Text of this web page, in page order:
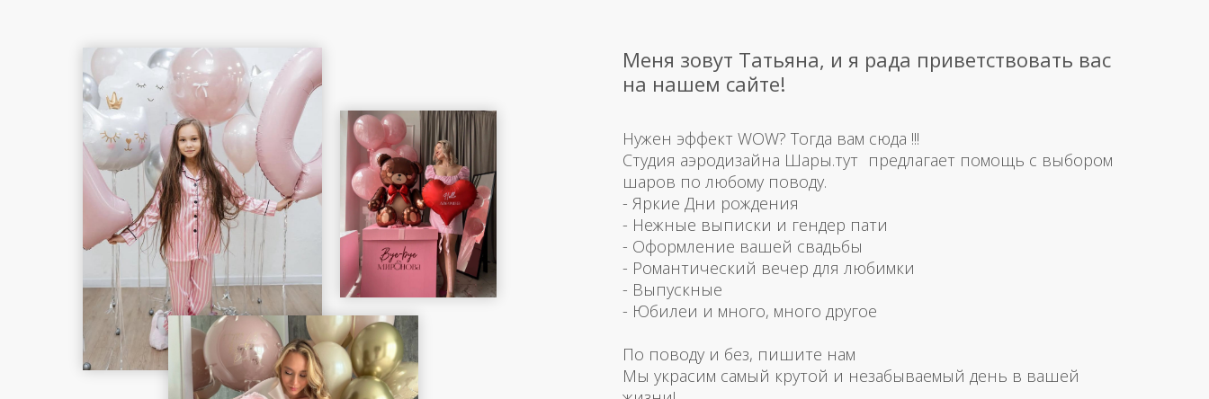
Меня зовут Татьяна, и я рада приветствовать вас
на нашем сайте!
Нужен эффект WOW? Тогда вам сюда !!!
Студия аэродизайна Шары.тут предлагает помощь с выбором
шаров по любому поводу.
- Яркие Дни рождения
- Нежные выписки и гендер пати
- Оформление вашей свадьбы
- Романтический вечер для любимки
- Выпускные
- Юбилеи и много, много другое
По поводу и без, пишите нам
Мы украсим самый крутой и незабываемый день в вашей